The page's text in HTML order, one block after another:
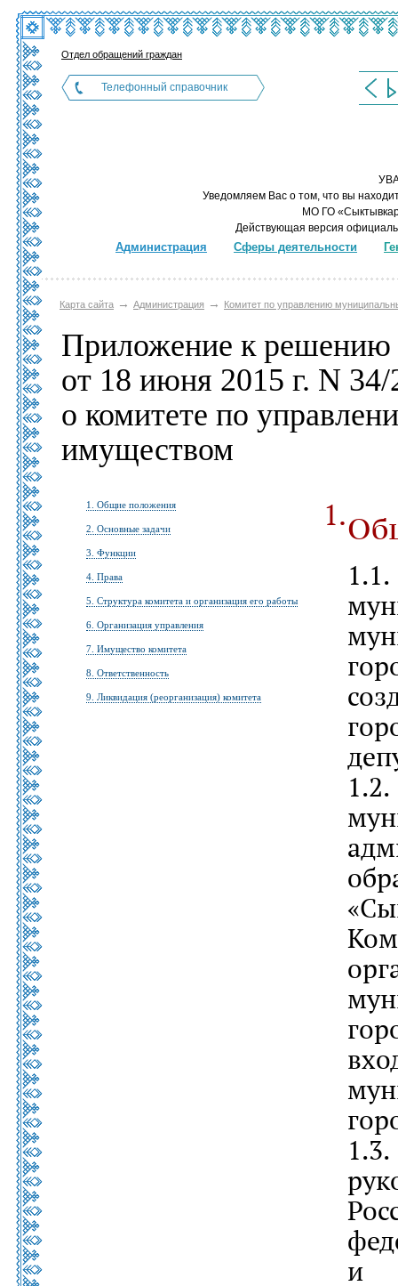
Отдел обращений граждан
Телефонный справочник
Уведомляем Вас о том, что вы
МО ГО
Действующая версия
Администрация Сферы деятельности
Карта сайта → Администрация → Комитет по управлению
Приложение к решению
от 18 июня 2015 г. N 34/
о комитете по
имуществом
1. Общие положения
2. Основные задачи
3. Функции
4. Права
5. Структура комитета и организация его работы
6. Организация управления
7. Имущество комитета
8. Ответственность
9. Ликвидация (реорганизация) комитета
и